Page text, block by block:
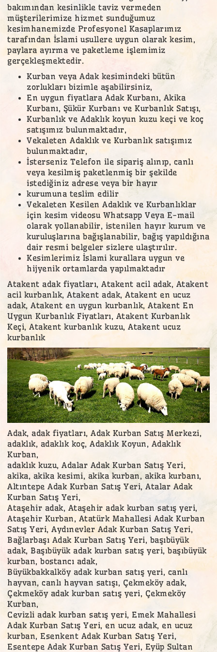
bakımından kesinlikle taviz vermeden
müşterilerimize hizmet sunduğumuz
kesimhanemizde Profesyonel Kasaplarımız
tarafından İslami usullere uygun olarak kesim,
paylara ayırma ve paketleme işlemimiz
gerçekleşmektedir.
Kurban veya Adak kesimindeki bütün
zorlukları bizimle aşabilirsiniz,
En uygun fiyatlara Adak Kurbanı, Akika
Kurbanı, Şükür Kurbanı ve Kurbanlık Satışı,
Kurbanlık ve Adaklık koyun kuzu keçi ve koç
satışımız bulunmaktadır,
Vekaleten Adaklık ve Kurbanlık satışımız
bulunmaktadır,
İsterseniz Telefon ile sipariş alınıp, canlı
veya kesilmiş paketlenmiş bir şekilde
istediğiniz adrese veya bir hayır
kurumuna teslim edilir
Vekaleten Kesilen Adaklık ve Kurbanlıklar
için kesim videosu Whatsapp Veya E-mail
olarak yollanabilir, istenilen hayır kurum ve
kuruluşlarına bağışlanabilir, bağış yapıldığına
dair resmi belgeler sizlere ulaştırılır.
Kesimlerimiz İslami kurallara uygun ve
hijyenik ortamlarda yapılmaktadır
Atakent adak fiyatları, Atakent acil adak, Atakent
acil kurbanlık, Atakent adak, Atakent en ucuz
adak, Atakent en uygun kurbanlık, Atakent En
Uygun Kurbanlık Fiyatları, Atakent Kurbanlık
Keçi, Atakent kurbanlık kuzu, Atakent ucuz
kurbanlık
Adak, adak fiyatları, Adak Kurban Satış Merkezi,
adaklık, adaklık koç, Adaklık Koyun, Adaklık
Kurban,
adaklık kuzu, Adalar Adak Kurban Satış Yeri,
akika, akika kesimi, akika kurban, akika kurbanı,
Altıntepe Adak Kurban Satış Yeri, Atalar Adak
Kurban Satış Yeri,
Ataşehir adak, Ataşehir adak kurban satış yeri,
Ataşehir Kurban, Atatürk Mahallesi Adak Kurban
Satış Yeri, Aydınevler Adak Kurban Satış Yeri,
Bağlarbaşı Adak Kurban Satış Yeri, başıbüyük
adak, Başıbüyük adak kurban satış yeri, başıbüyük
kurban, bostancı adak,
Büyükbakkalköy adak kurban satış yeri, canlı
hayvan, canlı hayvan satışı, Çekmeköy adak,
Çekmeköy adak kurban satış yeri, Çekmeköy
Kurban,
Cevizli adak kurban satış yeri, Emek Mahallesi
Adak Kurban Satış Yeri, en ucuz adak, en ucuz
kurban, Esenkent Adak Kurban Satış Yeri,
Esentepe Adak Kurban Satış Yeri, Eyüp Sultan